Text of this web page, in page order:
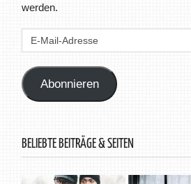
werden.
E-
Abonnieren
BELIEBTE BEITRÄGE & SEITEN